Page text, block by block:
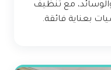
مع تنظيف
بعناية فائقة.